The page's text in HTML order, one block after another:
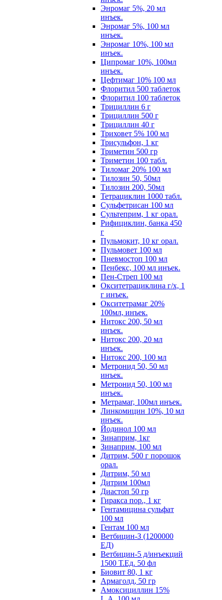
Энромаг 5%, 20 мл
инъек.
Энромаг 5%, 100 мл
инъек.
Энромаг 10%, 100 мл
инъек.
Ципромаг 10%, 100мл
инъек.
Цефтимаг 10% 100 мл
Флоритил 500 таблеток
Флоритил 100 таблеток
Трициллин 6 г
Трициллин 500 г
Трициллин 40 г
Триховет 5% 100 мл
Трисульфон, 1 кг
Триметин 500 гр
Триметин 100 табл.
Тиломаг 20% 100 мл
Тилозин 50, 50мл
Тилозин 200, 50мл
Тетрациклин 1000 табл.
Сульфетрисан 100 мл
Сультеприм, 1 кг орал.
Рифициклин, банка 450
г
Пульмокит, 10 кг орал.
Пульмовет 100 мл
Пневмостоп 100 мл
Пенбекс, 100 мл инъек.
Пен-Стреп 100 мл
Окситетрациклина г/х, 1
г инъек.
Окситетрамаг 20%
100мл, инъек.
Нитокс 200, 50 мл
инъек.
Нитокс 200, 20 мл
инъек.
Нитокс 200, 100 мл
Метронид 50, 50 мл
инъек.
Метронид 50, 100 мл
инъек.
Метрамаг, 100мл инъек.
Линкомицин 10%, 10 мл
инъек.
Йодинол 100 мл
Зинаприм, 1кг
Зинаприм, 100 мл
Дитрим, 500 г порошок
орал.
Дитрим, 50 мл
Дитрим 100мл
Диастоп 50 гр
Гиракса пор., 1 кг
Гентамицина сульфат
100 мл
Гентам 100 мл
Ветбицин-З (1200000
ЕД)
Ветбицин-5 д/инъекций
1500 Т.Ед. 50 фл
Биовит 80, 1 кг
Армаголд, 50 гр
Амоксициллин 15%